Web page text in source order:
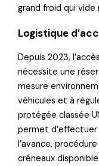
grand froid qui
Logistique
Depuis 2023,
nécessite une
mesure
véhicules et à
protégée classée
permet
l’avance,
créneaux